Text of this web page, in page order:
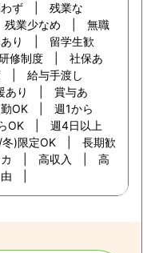
ず | 残業な
業少なめ | 無職
り | 留学生歓
制度 | 社保あ
| 給与手渡し
あり | 賞与あ
OK | 週1から
OK | 週4日以上
)限定OK | 長期歓
カ | 高収入 | 高
由 |